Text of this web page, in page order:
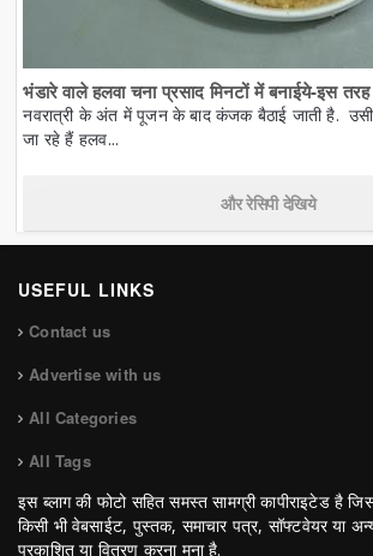
भंडारे वाले हलवा चना प्रसाद मिनटों में बनाईये-इस
नवरात्री के अंत में पूजन के बाद कंजक बैठाई जाती है.
जा रहे हैं हलव...
और रेसिपी देखिये
USEFUL LINKS
Contact us
Advertise with us
All Categories
All Tags
इस ब्लाग की फोटो सहित समस्त सामग्री कापीराइटेड है
किसी भी वेबसाईट, पुस्तक, समाचार पत्र, सॉफ्टवेयर या
प्रकाशित या वितरण करना मना है.